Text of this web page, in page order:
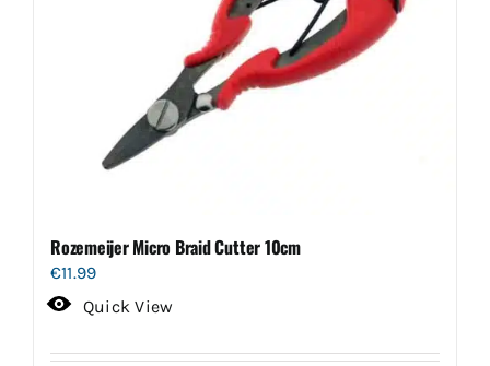
Rozemeijer Micro Braid Cutter 10cm
€11.99
Quick View